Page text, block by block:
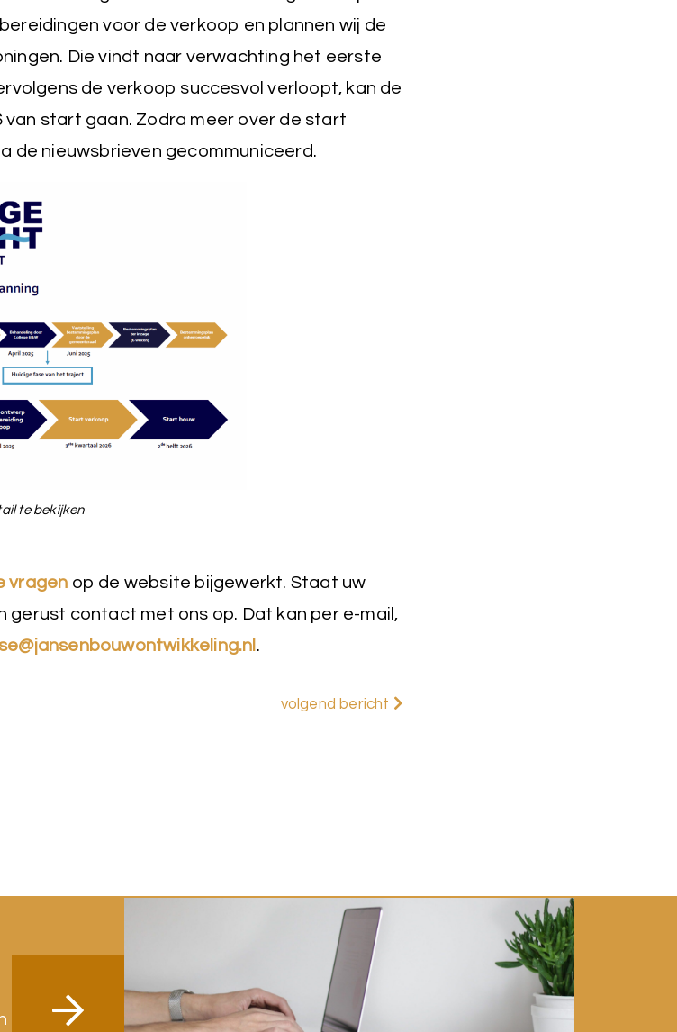
voor de verkoop en plannen wij de
Die vindt naar verwachting het eerste
de verkoop succesvol verloopt, kan de
start gaan. Zodra meer over de start
de nieuwsbrieven gecommuniceerd.
te bekijken
vragen op de website bijgewerkt. Staat uw
gerust contact met ons op. Dat kan per e-mail,
.
volgend bericht